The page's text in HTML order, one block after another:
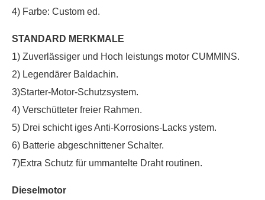
4) Farbe: Custom ed.
STANDARD MERKMALE
1) Zuverlässiger und Hoch leistungs motor CUMMINS.
2) Legendärer Baldachin.
3)Starter-Motor-Schutzsystem.
4) Verschütteter freier Rahmen.
5) Drei schicht iges Anti-Korrosions-Lacks ystem.
6) Batterie abgeschnittener Schalter.
7)Extra Schutz für ummantelte Draht routinen.
Dieselmotor